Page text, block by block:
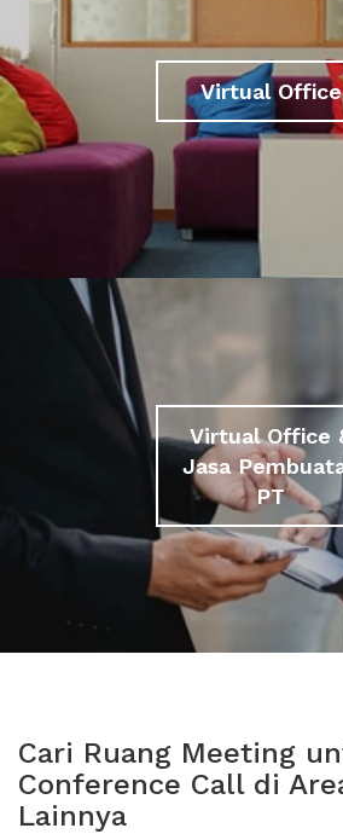
Virtual Office
Virtual Office
Jasa
PT
Cari Ruang Meeting
Conference Call di
Lainnya